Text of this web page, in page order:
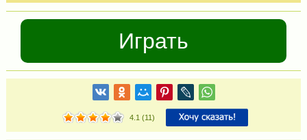
Играть
4.1 (11)